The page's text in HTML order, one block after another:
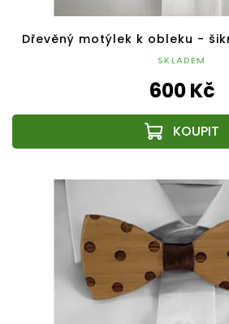
Dřevěný motýlek k obleku -
SKLADEM
600 Kč